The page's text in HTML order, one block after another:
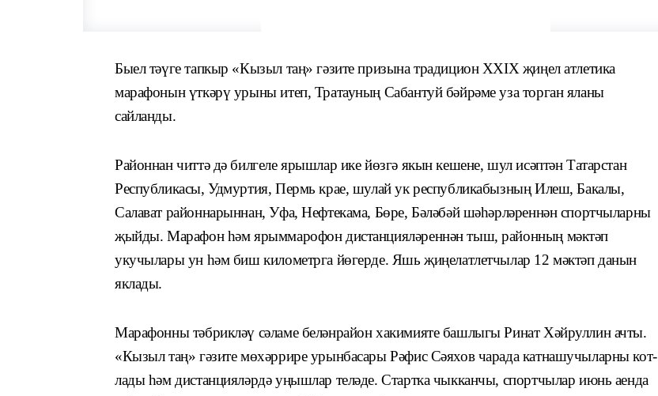
Быел тәүге тапкыр «Кызыл таң» гәзите призына традицион XXIX җиңел атлетика
марафонын үткәрү урыны итеп, Тратауның Сабантуй бәйрәме уза торган яланы
сайланды.
Районнан читтә дә билгеле ярышлар ике йөзгә якын кешене, шул исәптән Татарстан
Республикасы, Удмуртия, Пермь крае, шу­лай ук республикабызның Илеш, Бакалы,
Салават районнарыннан, Уфа, Нефтекама, Бөре, Бәләбәй шәһәрләреннән спортчы­ларны
җыйды. Марафон һәм ярыммарофон дистанцияләреннән тыш, районның мәктәп
укучылары ун һәм биш километрга йөгерде. Яшь җиңелатлетчылар 12 мәктәп данын
яклады.
Марафонны тәбрикләү сәламе беләнрайон хакимияте башлыгы Ринат Хәйруллин ачты.
«Кызыл таң» гәзите мөхәррире урынбасары Рәфис Сәяхов чарада катнашучыларны кот­
лады һәм дистанцияләрдә уңышлар теләде. Стартка чыкканчы, спортчылар июнь аенда